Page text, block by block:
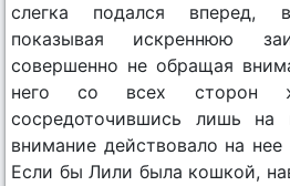
слегка подался вперед,
показывая искреннюю
совершенно не обращая
него со всех сторон
сосредоточившись лишь
внимание действовало на
Если бы Лили была кошкой,